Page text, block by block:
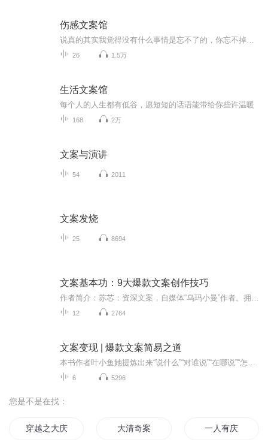
伤感文案馆
26 1.5万
生活文案馆
每个人的人生都有低谷，愿短短的话语能带给你些许温暖
168 2万
文案与演讲
54 2011
文案发烧
25 8694
文案基本功：9大爆款文案创作技巧
12 2764
文案变现 | 爆款文案简易之道
6 5296
您是不是在找：
穿越之大庆帝国 大清奇案 一人有庆